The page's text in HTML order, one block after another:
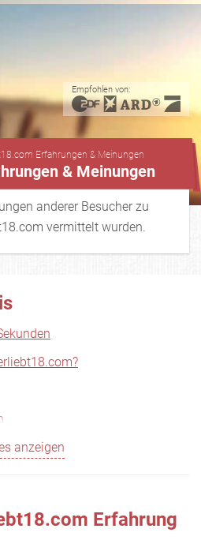
Empfohlen von:
Erfahrungen & Meinungen
& Meinungen
anderer Besucher zu
vermittelt wurden.
anzeigen
Erfahrung